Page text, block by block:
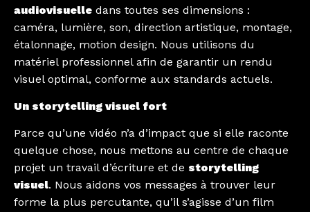
audiovisuelle dans toutes ses dimensions :
caméra, lumière, son, direction artistique, montage,
étalonnage, motion design. Nous utilisons du
matériel professionnel afin de garantir un rendu
visuel optimal, conforme aux standards actuels.
Un storytelling visuel fort
Parce qu’une vidéo n’a d’impact que si elle raconte
quelque chose, nous mettons au centre de chaque
projet un travail d’écriture et de storytelling
visuel. Nous aidons vos messages à trouver leur
forme la plus percutante, qu’il s’agisse d’un film